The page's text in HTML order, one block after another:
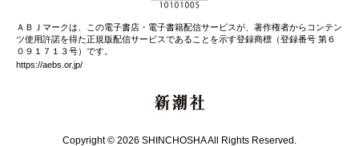
ＡＢＪマークは、この電子書店・電子書籍配信サービスが、著作権者からコンテン
ツ使用許諾を得た正規版配信サービスであることを示す登録商標（登録番号 第６
０９１７１３号）です。
https://aebs.or.jp/
Copyright © 2026 SHINCHOSHA All Rights Reserved.